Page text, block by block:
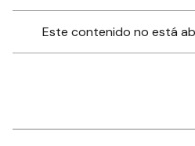
Este contenido no está